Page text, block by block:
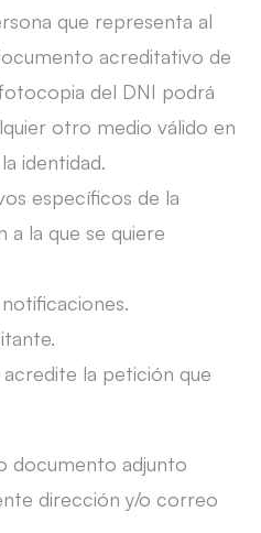
que representa al
acreditativo de
del DNI podrá
otro medio válido en
identidad.
específicos de la
la que se quiere
la petición que
documento adjunto
dirección y/o correo